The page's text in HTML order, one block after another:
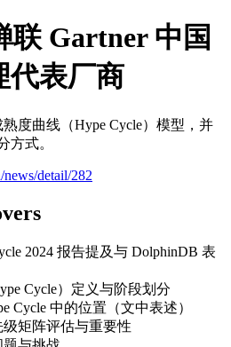
联 Gartner 中国
代表厂商
度曲线（Hype Cycle）模型，并
方式。
detail/282
2024 报告提及与 DolphinDB 表
Cycle）定义与阶段划分
Cycle 中的位置（文中表述）
矩阵评估与重要性